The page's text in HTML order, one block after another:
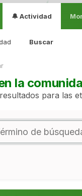
🔔 Actividad
Buscar
la
para las